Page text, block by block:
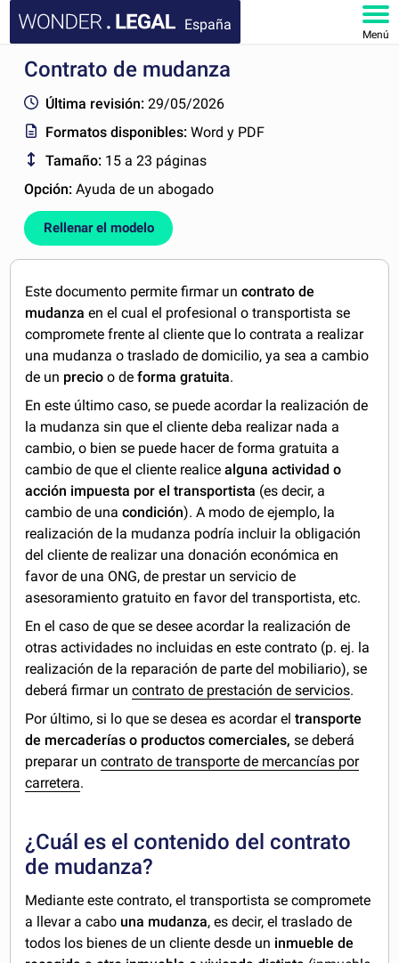
España
Menú
INICIO
DOCUMENTOS
FAQ
MI CUENTA
Contrato de mudanza
Última revisión: 29/05/2026
Formatos disponibles:Word y PDF
Tamaño: 15 a 23 páginas
Opción:Ayuda de un abogado
Rellenar el modelo
Este documento permite firmar un contrato de
mudanzaen el cual el profesional o transportista se
compromete frente al cliente que lo contrata a realizar
una mudanza o traslado de domicilio, ya sea a cambio
de un precio o deforma gratuita.
En este último caso, se puede acordar la realización de
la mudanza sin que el cliente deba realizar nada a
cambio, o bien se puede hacer de forma gratuita a
cambio de que el cliente realicealguna actividad o
acción impuesta por el transportista (es decir, a
cambio de unacondición). A modo de ejemplo, la
realización de la mudanza podría incluir la obligación
del cliente de realizar una donación económica en
favor de una ONG, de prestar un servicio de
asesoramiento gratuito en favor del transportista, etc.
En el caso de que se desee acordar la realización de
otras actividades no incluidas en este contrato (p. ej. la
realización de la reparación de parte del mobiliario), se
deberá firmar uncontrato de prestación de servicios.
Por último, si lo que se desea es acordar eltransporte
de mercaderías o productos comerciales, se deberá
preparar uncontrato de transporte de mercancías por
carretera.
¿Cuál es el contenido del contrato
de mudanza?
Mediante este contrato, el transportista se compromete
a llevar a cabo una mudanza, es decir, el traslado de
todos los bienes de un cliente desde un inmueble de